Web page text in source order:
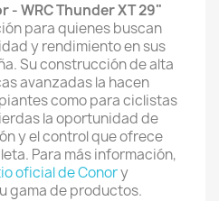
- WRC Thunder XT 29"
para quienes buscan
y rendimiento en sus
Su construcción de alta
avanzadas la hacen
como para ciclistas
la oportunidad de
y el control que ofrece
Para más información,
oficial de Conory
gama de productos.